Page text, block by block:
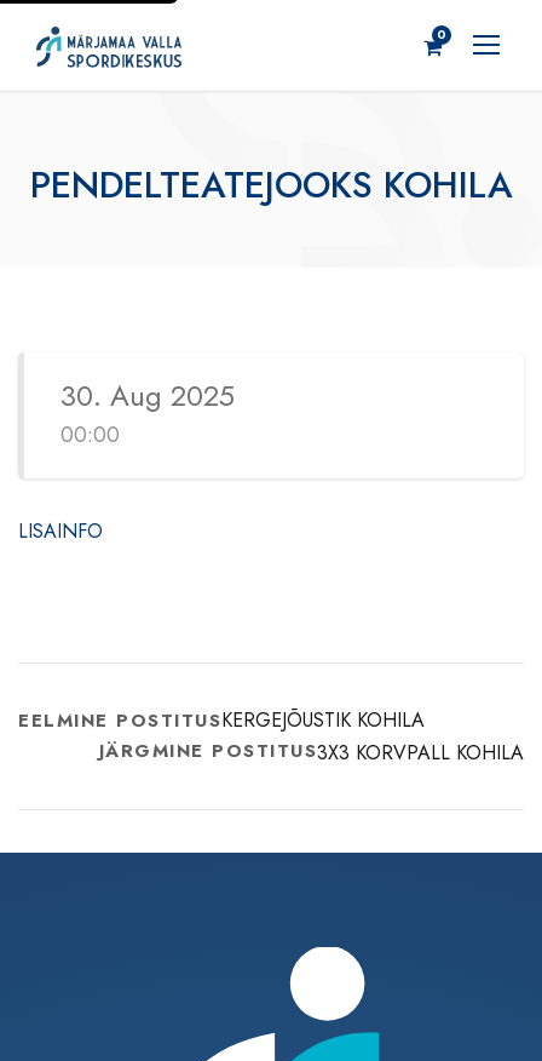
0
PENDELTEATEJOOKS KOHILA
30. Aug 2025
00:00
LISAINFO
EELMINE POSTITUSKERGEJÕUSTIK KOHILA
JÄRGMINE POSTITUS3X3 KORVPALL KOHILA